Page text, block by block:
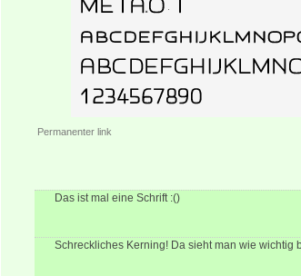
Permanenter link
Das ist mal eine Schrift :()
Schreckliches Kerning! Da sieht man wie